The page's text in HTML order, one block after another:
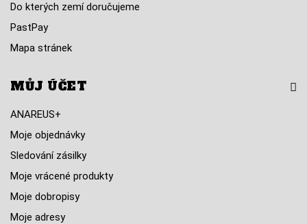
Do kterých zemí doručujeme
PastPay
Mapa stránek
MŮJ ÚČET
ANAREUS+
Moje objednávky
Sledování zásilky
Moje vrácené produkty
Moje dobropisy
Moje adresy